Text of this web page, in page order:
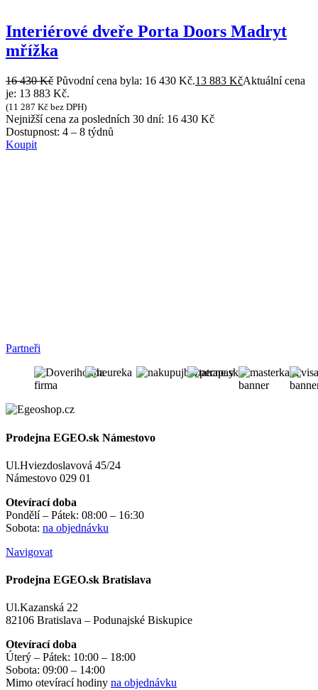
Interiérové dveře Porta Doors Madryt
mřížka
16 430Kč Původní cena byla: 16 430 Kč.13 883 KčAktuální cena
je: 13 883 Kč.
(11 287 Kč bez DPH)
Nejnižší cena za posledních 30 dní: 16 430 Kč
Dostupnost: 4 – 8 týdnů
Koupit
Partneři
Prodejna EGEO.sk Námestovo
Ul.Hviezdoslavová 45/24
Námestovo 029 01
Otevírací doba
Pondělí – Pátek: 08:00 – 16:30
Sobota: na objednávku
Navigovat
Prodejna EGEO.sk Bratislava
Ul.Kazanská 22
82106 Bratislava – Podunajské Biskupice
Otevírací doba
Úterý – Pátek: 10:00 – 18:00
Sobota: 09:00 – 14:00
Mimo otevírací hodiny na objednávku